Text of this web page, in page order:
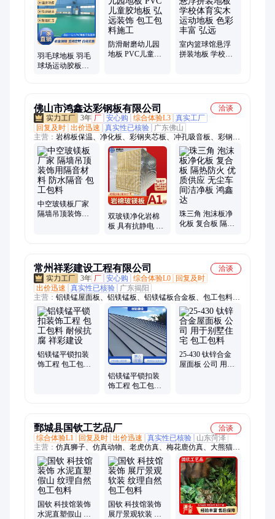
板、防静电地板、办公室地板、楼梯止滑条、幼儿园地板、防滑
地板胶、篮球馆地板、楼道防滑地板、医院病房地板
羽毛球地板 羽毛
球场运动胶板
防滑耐磨幼儿园
地板 PVC儿童胶
室内篮球馆悬浮
拼装地板 学校体
佛山市鸿鑫达彩钢板有限公司
洽谈
3年 厂 安心购 综合体验L3 真实工厂
回复及时 出价迅速 真实性已核验
广东佛山
主营： 岩棉板保温、净化板、彩钢夹芯板、冲孔吸音板、彩钢
瓦、夹芯板彩钢瓦、玻镁岩棉夹芯板、玻镁岩棉板、不老泡彩钢
板、硫氧镁板、机制中空玻镁彩钢板、手工玻镁彩钢板、玻镁彩
钢板、聚氨酯夹芯板、泡沫夹芯板、不老泡净化板、硅岩净化
板、彩钢岩棉夹芯板、防火岩棉夹芯板、岩棉复合板、岩棉保温
板、彩钢复合板、夹心板、岩棉瓦、100厚岩棉夹芯板
中空玻镁板厂家
隔墙吊顶装饰用
双玻镁净化岩棉
板 具有抗静电 抗
珠三角 泡沫板净
化板 复合板 隔热
常州祥彩建设工程有限公司
洽谈
3年 厂 安心购 综合体验L0
回复及时
出价迅速
真实性已核验
广东揭阳
主营： 铝镁锰屋面板、铝镁锰板、铝镁锰板合金板、包工包料、
铝镁锰合金板、铝镁锰瓦、铝镁锰鱼鳞瓦、铝镁锰菱形瓦、铝镁
锰平锁扣、钛锌板、阶梯瓦、铝镁锰复合板、铝合金瓦、暖葺
瓦、竖葺瓦、金属暖葺瓦、铝镁锰金属屋面、鱼鳞瓦、平锁扣
瓦、直立锁边铝镁锰屋面板、铝瓦、金属复合瓦、金属竖葺瓦、
铝镁锰屋面系统、铝镁锰合金屋面板、叠搭瓦
铝镁锰平锁扣装
饰工程 包工包料
铝镁锰平锁扣装
饰工程 包工包料
25-430 钛锌合金
屋面板 公司 用于
鄄城县国钦工艺品厂
洽谈
综合体验L1
回复及时 出价迅速 真实性已核验
山东菏泽
主营： 仿真狮子、仿真动物、老虎仿真、梅花鹿仿真、大熊猫仿
真、仿真动物模型、仿真动物标本、仿真恐龙、仿真植物墙、动
物标本、仿真景观树、腊叶植物标本、金猫标本、恐龙模型、场
馆地面绿化、仿真鸟类、仿真骆驼、仿真北极熊、仿真丹顶鹤、
电动机械马、仿真动物雕塑、动物仿真模型、仿真动物表演服、
动物仿真
国钦 科技馆装饰
水泥直塑假山 纹
国钦 科技馆装饰
展厅景观软装 纹